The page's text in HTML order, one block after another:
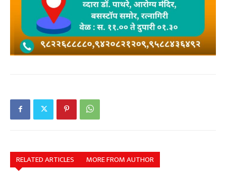
RELATED ARTICLES MORE FROM AUTHOR